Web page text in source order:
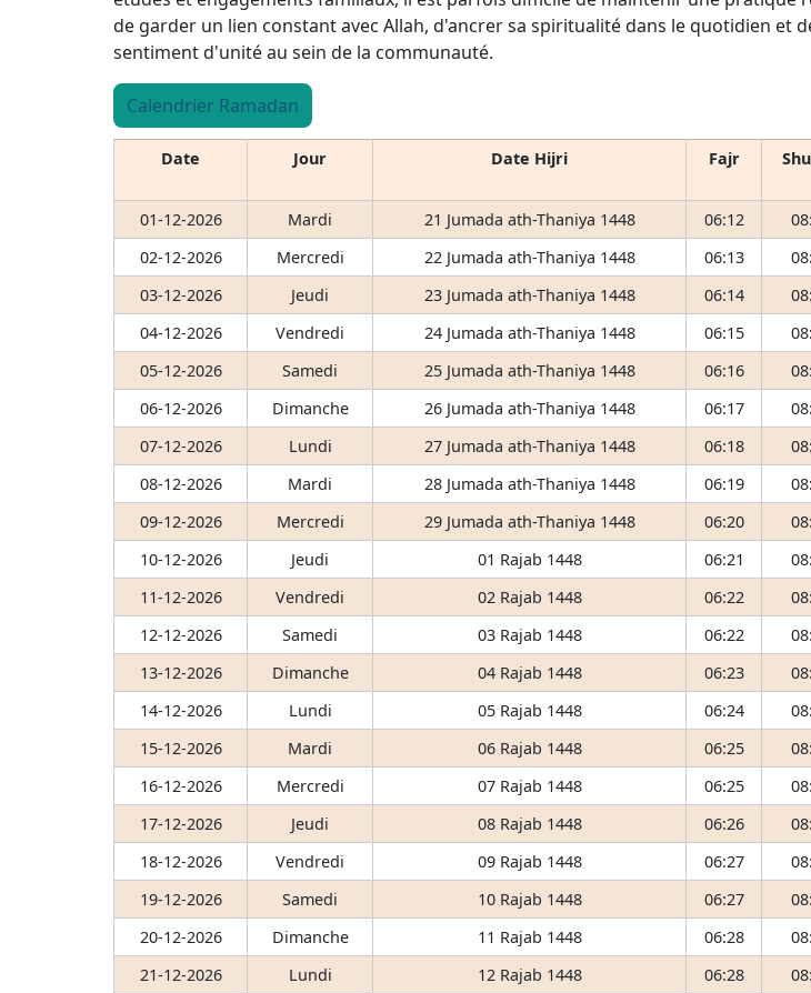
de garder un lien constant avec Allah, d'ancrer sa spiritualité dans le quotidien et
sentiment d'unité au sein de la communauté.
Calendrier Ramadan
Date Jour Date Hijri Fajr
01-12-2026
Mardi 21 Jumada ath-Thaniya 1448 06:12
02-12-2026
Mercredi 22 Jumada ath-Thaniya 1448 06:13
03-12-2026
Jeudi 23 Jumada ath-Thaniya 1448 06:14
04-12-2026
Vendredi 24 Jumada ath-Thaniya 1448 06:15
05-12-2026
Samedi 25 Jumada ath-Thaniya 1448 06:16
06-12-2026
Dimanche 26 Jumada ath-Thaniya 1448 06:17
07-12-2026
Lundi 27 Jumada ath-Thaniya 1448 06:18
08-12-2026
Mardi 28 Jumada ath-Thaniya 1448 06:19
09-12-2026
Mercredi 29 Jumada ath-Thaniya 1448 06:20
10-12-2026
Jeudi 01 Rajab 1448 06:21
11-12-2026
Vendredi 02 Rajab 1448 06:22
12-12-2026
Samedi 03 Rajab 1448 06:22
13-12-2026
Dimanche 04 Rajab 1448 06:23
14-12-2026
Lundi 05 Rajab 1448 06:24
15-12-2026
Mardi 06 Rajab 1448 06:25
16-12-2026
Mercredi 07 Rajab 1448 06:25
17-12-2026
Jeudi 08 Rajab 1448 06:26
18-12-2026
Vendredi 09 Rajab 1448 06:27
19-12-2026
Samedi 10 Rajab 1448 06:27
20-12-2026
Dimanche 11 Rajab 1448 06:28
21-12-2026
Lundi 12 Rajab 1448 06:28